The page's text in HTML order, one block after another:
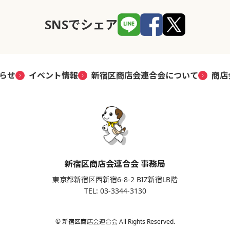
SNSでシェア
せ イベント情報 新宿区商店会連合会について 商
新宿区商店会連合会 事務局
東京都新宿区西新宿6-8-2 BIZ新宿LB階
TEL: 03-3344-3130
© 新宿区商店会連合会 All Rights Reserved.